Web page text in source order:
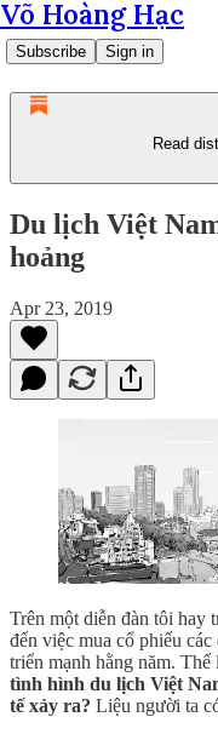
Võ Hoàng Hạc
Subscribe Sign in
Read
Du lịch Việt
hoảng
Apr 23, 2019
Trên một diễn đàn tôi hay
đến việc mua cổ phiếu
triển mạnh hằng năm.
tình hình du lịch Việt
tế xảy ra? Liệu người ta